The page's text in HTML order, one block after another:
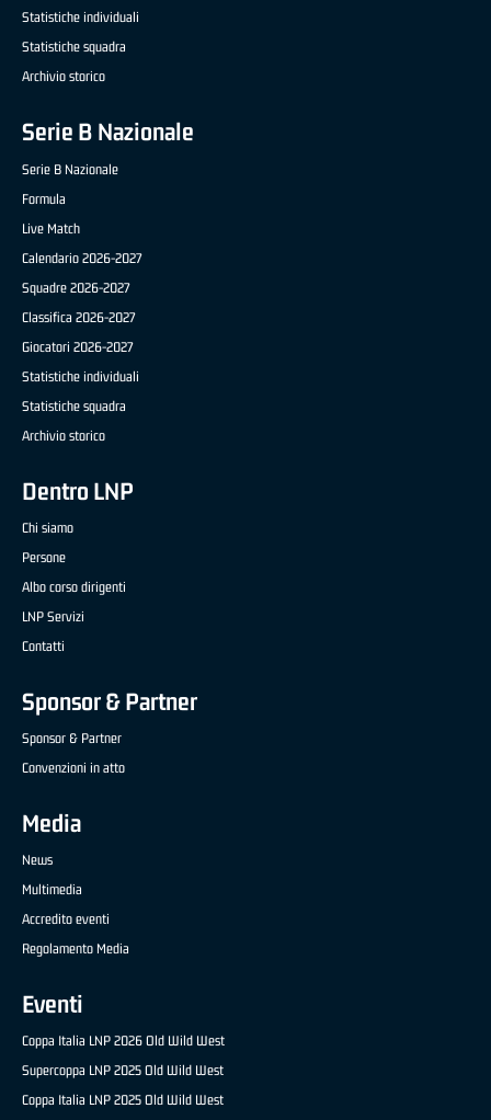
Statistiche individuali
Statistiche squadra
Archivio storico
Serie B Nazionale
Serie B Nazionale
Formula
Live Match
Calendario 2026-2027
Squadre 2026-2027
Classifica 2026-2027
Giocatori 2026-2027
Statistiche individuali
Statistiche squadra
Archivio storico
Dentro LNP
Chi siamo
Persone
Albo corso dirigenti
LNP Servizi
Contatti
Sponsor & Partner
Sponsor & Partner
Convenzioni in atto
Media
News
Multimedia
Accredito eventi
Regolamento Media
Eventi
Coppa Italia LNP 2026 Old Wild West
Supercoppa LNP 2025 Old Wild West
Coppa Italia LNP 2025 Old Wild West